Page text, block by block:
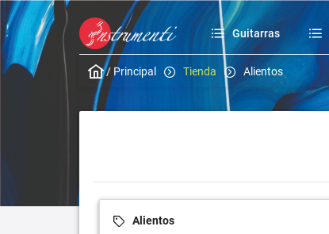
Guitarras
/ Principal Tienda Alientos
Alientos